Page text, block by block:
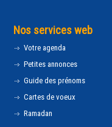
Nos services web
Votre agenda
Petites annonces
Guide des prénoms
Cartes de voeux
Ramadan